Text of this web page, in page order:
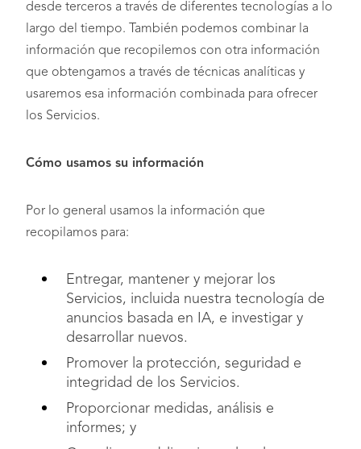
desde terceros a través de diferentes tecnologías a lo
largo del tiempo. También podemos combinar la
información que recopilemos con otra información
que obtengamos a través de técnicas analíticas y
usaremos esa información combinada para ofrecer
los Servicios.
Cómo usamos su información
Por lo general usamos la información que
recopilamos para:
Entregar, mantener y mejorar los
Servicios, incluida nuestra tecnología de
anuncios basada en IA, e investigar y
desarrollar nuevos.
Promover la protección, seguridad e
integridad de los Servicios.
Proporcionar medidas, análisis e
informes; y